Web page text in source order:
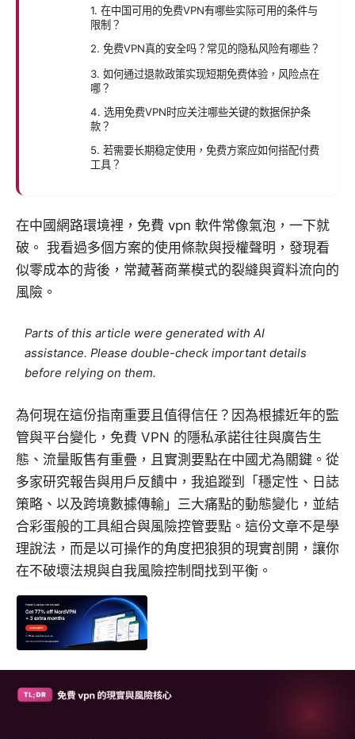
1. 在中国可用的免费VPN有哪些实际可用的条件与
限制？
2. 免费VPN真的安全吗？常见的隐私风险有哪些？
3. 如何通过退款政策实现短期免费体验，风险点在
哪？
4. 选用免费VPN时应关注哪些关键的数据保护条
款？
5. 若需要长期稳定使用，免费方案应如何搭配付费
工具？
在中國網路環境裡，免費 vpn 軟件常像氣泡，一下就
破。 我看過多個方案的使用條款與授權聲明，發現看
似零成本的背後，常藏著商業模式的裂縫與資料流向的
風險。
Parts of this article were generated with AI
assistance. Please double-check important details
before relying on them.
為何現在這份指南重要且值得信任？因為根據近年的監
管與平台變化，免費 VPN 的隱私承諾往往與廣告生
態、流量販售有重疊，且實測要點在中國尤為關鍵。從
多家研究報告與用戶反饋中，我追蹤到「穩定性、日誌
策略、以及跨境數據傳輸」三大痛點的動態變化，並結
合彩蛋般的工具組合與風險控管要點。這份文章不是學
理說法，而是以可操作的角度把狼狽的現實剖開，讓你
在不破壞法規與自我風險控制間找到平衡。